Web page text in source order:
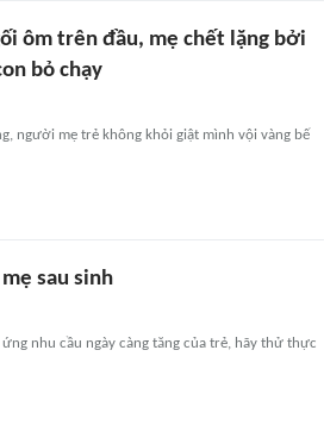
ôm trên đầu, mẹ chết lặng bởi
bỏ chạy
người mẹ trẻ không khỏi giật mình vội vàng bế
sau sinh
nhu cầu ngày càng tăng của trẻ, hãy thử thực